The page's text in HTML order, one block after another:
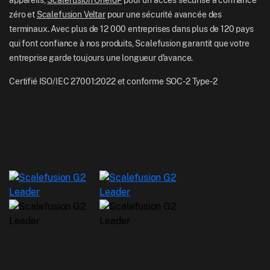
zéro et Scalefusion Veltarpour une sécurité avancée des
terminaux. Avec plus de 12 000 entreprises dans plus de 120 pays
qui font confiance à nos produits, Scalefusion garantit que votre
entreprise garde toujours une longueur d'avance.
Certifié ISO/IEC 27001:2022 et conforme SOC-2 Type-2